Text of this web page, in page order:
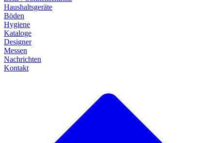
Haushaltsgeräte
Böden
Hygiene
Kataloge
Designer
Messen
Nachrichten
Kontakt